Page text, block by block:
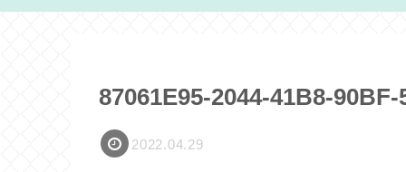
87061E95-2044-41B8-
2022.04.29